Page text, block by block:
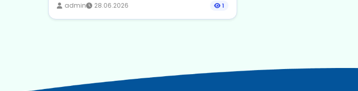
admin 28.06.2026 1